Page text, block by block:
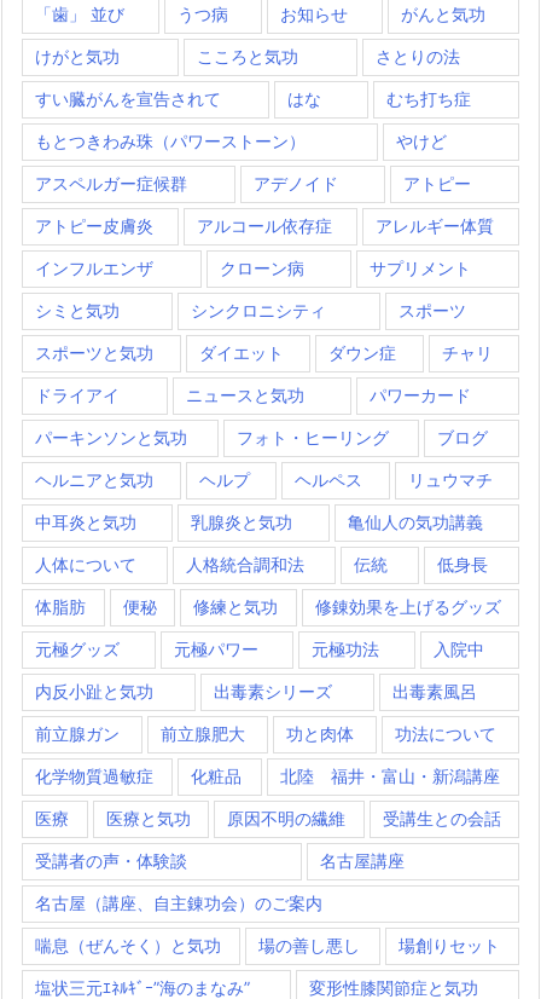
「歯」 並び うつ病 お知らせ がんと気功
けがと気功 こころと気功 さとりの法
すい臓がんを宣告されて はな むち打ち症
もとつきわみ珠（パワーストーン） やけど
アスペルガー症候群 アデノイド アトピー
アトピー皮膚炎 アルコール依存症 アレルギー体質
インフルエンザ クローン病 サプリメント
シミと気功 シンクロニシティ スポーツ
スポーツと気功 ダイエット ダウン症 チャリ
ドライアイ ニュースと気功 パワーカード
パーキンソンと気功 フォト・ヒーリング ブログ
ヘルニアと気功 ヘルプ ヘルペス リュウマチ
中耳炎と気功 乳腺炎と気功 亀仙人の気功講義
人体について 人格統合調和法 伝統 低身長
体脂肪 便秘 修練と気功 修錬効果を上げるグッズ
元極グッズ 元極パワー 元極功法 入院中
内反小趾と気功 出毒素シリーズ 出毒素風呂
前立腺ガン 前立腺肥大 功と肉体 功法について
化学物質過敏症 化粧品 北陸 福井・富山・新潟講座
医療 医療と気功 原因不明の繊維 受講生との会話
受講者の声・体験談 名古屋講座
名古屋（講座、自主錬功会）のご案内
喘息（ぜんそく）と気功 場の善し悪し 場創りセット
塩状三元ｴﾈﾙｷﾞｰ”海のまなみ” 変形性膝関節症と気功